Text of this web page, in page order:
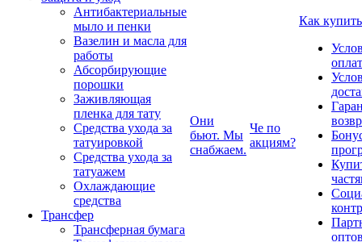
Антибактериальные
мыло и пенки
Вазелин и масла для
работы
Абсорбирующие
порошки
Заживляющая
пленка для тату
Средства ухода за
татуировкой
Средства ухода за
татуажем
Охлаждающие
средства
Трансфер
Трансферная бумага
Они
бьют. Мы
снабжаем.
Че по
акциям?
Как купить